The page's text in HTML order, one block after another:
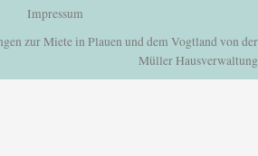
Impressum
zur Miete in Plauen und dem Vogtland von der
Müller Hausverwaltung